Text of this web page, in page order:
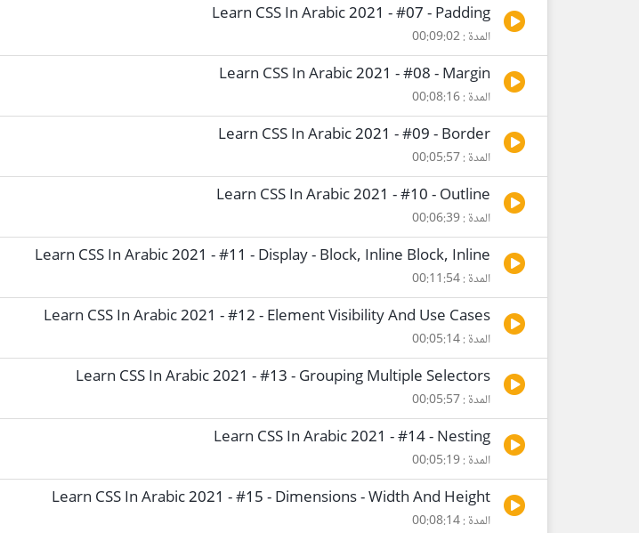
Learn CSS In Arabic 2021 - #07 - Padding
المدة : 00:09:02
Learn CSS In Arabic 2021 - #08 - Margin
المدة : 00:08:16
Learn CSS In Arabic 2021 - #09 - Border
المدة : 00:05:57
Learn CSS In Arabic 2021 - #10 - Outline
المدة : 00:06:39
Learn CSS In Arabic 2021 - #11 - Display - Block, Inline Block, Inline
المدة : 00:11:54
Learn CSS In Arabic 2021 - #12 - Element Visibility And Use Cases
المدة : 00:05:14
Learn CSS In Arabic 2021 - #13 - Grouping Multiple Selectors
المدة : 00:05:57
Learn CSS In Arabic 2021 - #14 - Nesting
المدة : 00:05:19
Learn CSS In Arabic 2021 - #15 - Dimensions - Width And Height
المدة : 00:08:14